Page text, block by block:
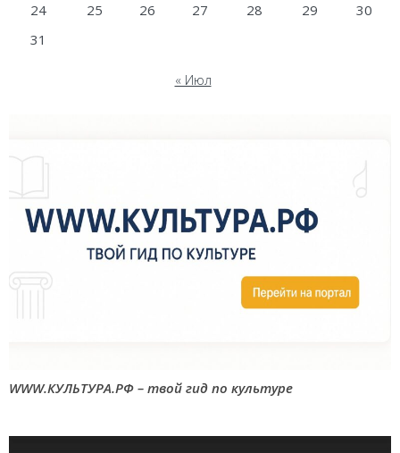
24
25 26 27 28 29
30
31
« Июл
WWW.КУЛЬТУРА.РФ – твой гид по культуре